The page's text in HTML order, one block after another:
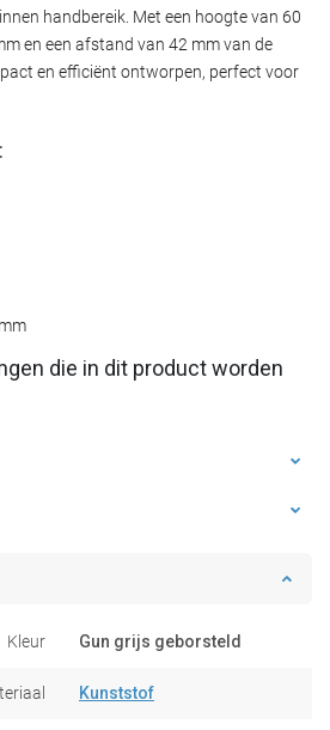
handbereik. Met een hoogte van 60
en een afstand van 42 mm van de
en efficiënt ontworpen, perfect voor
die in dit product worden
Kleur Gun grijs geborsteld
Kunststof